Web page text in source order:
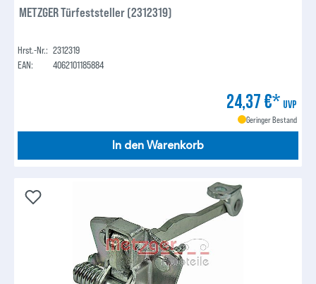
METZGER Türfeststeller (2312319)
Hrst.-Nr.: 2312319
EAN:
4062101185884
24,37 €* UVP
Geringer Bestand
In den Warenkorb